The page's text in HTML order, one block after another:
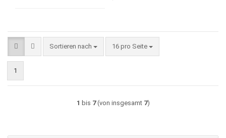
Sortieren nach
Sortieren nach 16 pro Seite
pro Seite
1
1 bis 7(von insgesamt 7)